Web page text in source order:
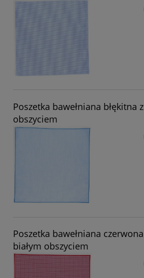
Poszetka bawełniana błękitna
obszyciem
Poszetka bawełniana
białym obszyciem